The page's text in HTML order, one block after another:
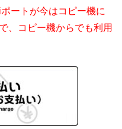
ートが今はコピー機に
、コピー機からでも利用